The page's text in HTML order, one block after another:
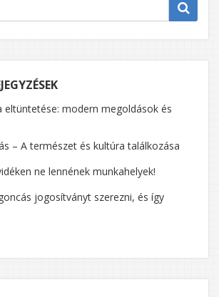
eltüntetése: modern megoldások és
– A természet és kultúra találkozása
ne lennének munkahelyek!
jogosítványt szerezni, és így